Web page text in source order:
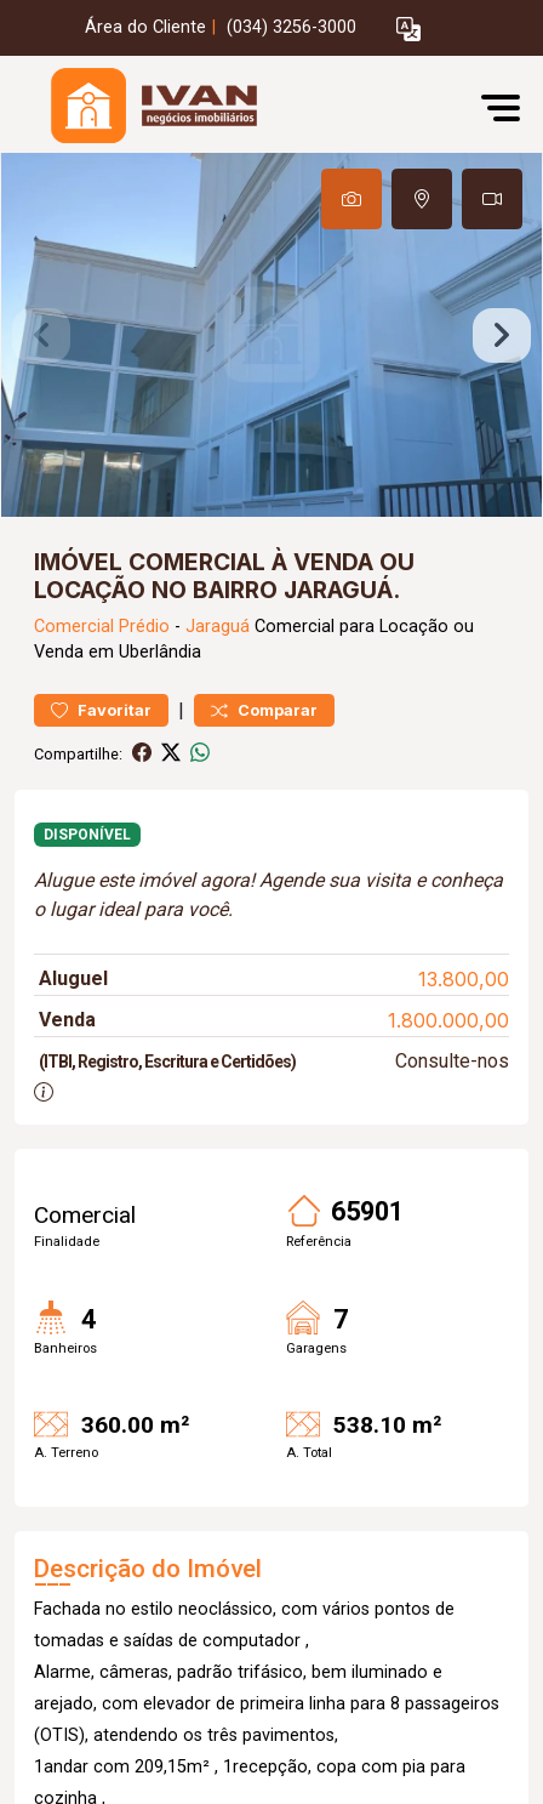
Área do Cliente (034) 3256-3000
IMÓVEL COMERCIAL À VENDA OU
LOCAÇÃO NO BAIRRO JARAGUÁ.
Comercial Prédio - Jaraguá Comercial para Locação ou
Venda em Uberlândia
Favoritar | Comparar
Compartilhe:
DISPONÍVEL
Alugue este imóvel agora! Agende sua visita e conheça
o lugar ideal para você.
Aluguel 13.800,00
Venda 1.800.000,00
(ITBI, Registro, Escritura e Certidões) Consulte-nos
Comercial
Finalidade
65901
Referência
4
Banheiros
7
Garagens
360.00 m²
A. Terreno
538.10 m²
A. Total
Descrição do Imóvel
Fachada no estilo neoclássico, com vários pontos de
tomadas e saídas de computador ,
Alarme, câmeras, padrão trifásico, bem iluminado e
arejado, com elevador de primeira linha para 8 passageiros
(OTIS), atendendo os três pavimentos,
1andar com 209,15m² , 1recepção, copa com pia para
cozinha ,